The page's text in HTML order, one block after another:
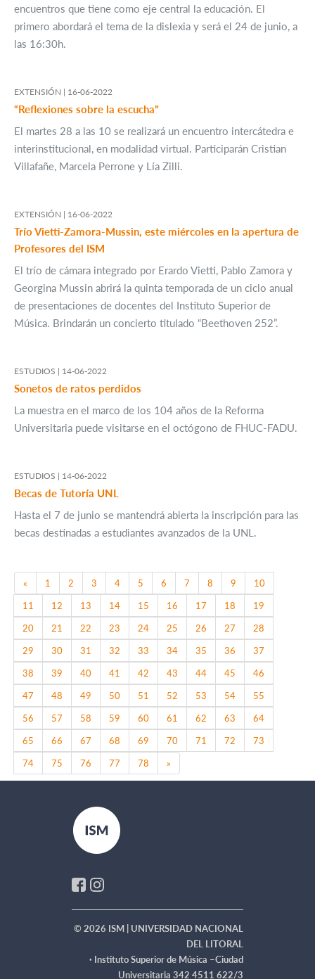
encuentros que tiene como eje central la educación. El
primero abordará el tema de la dislexia y será el 24 de junio, a
las 16:30h.
EXTENSIÓN | 16-06-2022
“Reflexiones sobre la escucha”
El martes 28 a las 10 se realizará un encuentro intercátedra e
interinstitucional, en modalidad virtual. Participarán Cristian
Villafañe, Marcela Perrone y Lía Zilli.
EXTENSIÓN | 16-06-2022
Trío Vietti-Zamora-Mussin, este miércoles en la apertura de
Profesores del ISM
El trío de cámara integrado por Erardo Vietti, Pablo Zamora y
Georgina Mussin abrirá la quinta temporada de un ciclo anual
de presentaciones de docentes del Instituto Superior de
Música. Brindarán un concierto titulado “Beethoven 252”.
ESTUDIOS | 14-06-2022
Sonetos de ratos perdidos
La muestra en el marco de los 104 años de la Reforma
Universitaria puede visitarse en el octógono de FHUC-FADU.
ESTUDIOS | 14-06-2022
Becas de Tutoría UNL
Hasta el 7 de junio se mantendrá abierta la inscripción para las
becas destinadas a estudiantes avanzados de la UNL.
« Previous
1 2 3 4 5 6 7 8 9
10
11
12 13 14 15 16 17 18
19
20
21 22 23 24 25 26 27
28
29
30 31 32 33 34 35 36
37
38
39 40 41 42 43 44 45
46
47
48 49 50 51 52 53 54
55
56
57 58 59 60 61 62 63
64
65
66 67 68 69 70 71 72
73
74
75 76 77 78 »
© 2026 ISM | UNIVERSIDAD NACIONAL
DEL LITORAL
· Instituto Superior de Música –Ciudad
Universitaria 342 4511 622/3